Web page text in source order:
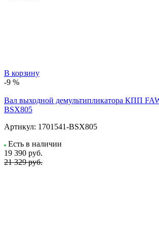
В корзину
-9 %
Вал выходной демультипликатора КПП
BSX805
Артикул: 1701541-BSX805
Есть в наличии
19 390 руб.
21 329 руб.